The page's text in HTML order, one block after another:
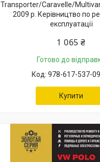
Transporter/Caravelle/
2009 р. Керівництво по
експлуатації
1 065 ₴
Готово до
978-617-537-
Купити